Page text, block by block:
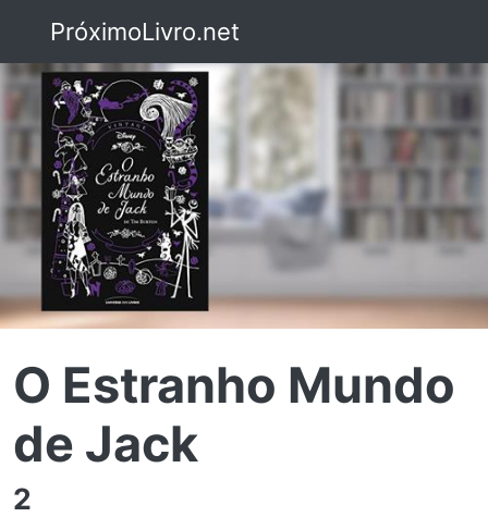
PróximoLivro.net
O Estranho Mundo
de Jack
2